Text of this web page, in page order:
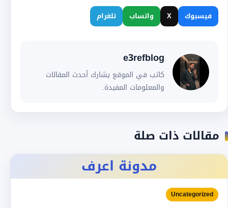
فيسبوك X واتساب تلغرام
e3refblog
كاتب في الموقع يشارك أحدث المقالات
والمعلومات المفيدة.
مقالات ذات صلة
مدونة اعرف
Uncategorized